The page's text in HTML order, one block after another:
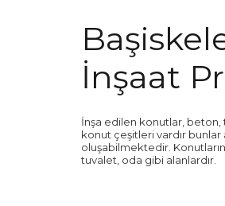
İnşaat
İnşa edilen konutlar, beton,
konut çeşitleri vardır
oluşabilmektedir.
tuvalet, oda gibi alanlardır.